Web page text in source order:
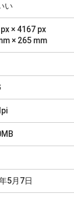
い
× 4167 px
× 265 mm
5月7日